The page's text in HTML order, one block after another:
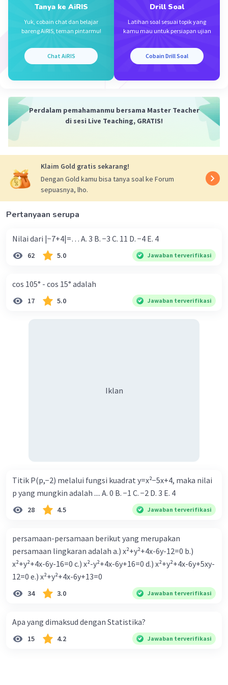
U5=5(-2)⁴
U5= 5(16)
U5= 80
Un=ar^n-1
Un=5(-2)^n-1​
Level 79
05 Oktober 2023 06:13
Tanya ke AiRIS
Yuk, cobain chat dan belajar
bareng AiRIS, teman pintarmu!
Chat AiRIS
Drill Soal
Latihan soal sesuai topik yang
kamu mau untuk persiapan ujian
Cobain Drill Soal
Perdalam pemahamanmu bersama Master Teacher
di sesi Live Teaching, GRATIS!
Klaim Gold gratis sekarang!
Dengan Gold kamu bisa tanya soal ke Forum
sepuasnya, lho.
Pertanyaan serupa
Nilai dari |−7+4|=… A. 3 B. −3 C. 11 D. −4 E. 4
62 5.0 Jawaban terverifikasi
cos 105° - cos 15° adalah
17 5.0 Jawaban terverifikasi
Iklan
Titik P(p,−2) melalui fungsi kuadrat y=x²−5x+4, maka nilai
p yang mungkin adalah .... A. 0 B. −1 C. −2 D. 3 E. 4
28 4.5 Jawaban terverifikasi
persamaan-persamaan berikut yang merupakan
persamaan lingkaran adalah a.) x²+y²+4x-6y-12=0 b.)
x²+y²+4x-6y-16=0 c.) x²-y²+4x-6y+16=0 d.) x²+y²+4x-6y+5xy-
12=0 e.) x²+y²+4x-6y+13=0
34 3.0 Jawaban terverifikasi
Apa yang dimaksud dengan Statistika?
15 4.2 Jawaban terverifikasi